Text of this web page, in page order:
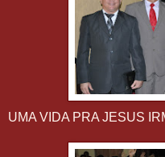
UMA VIDA PRA JESUS